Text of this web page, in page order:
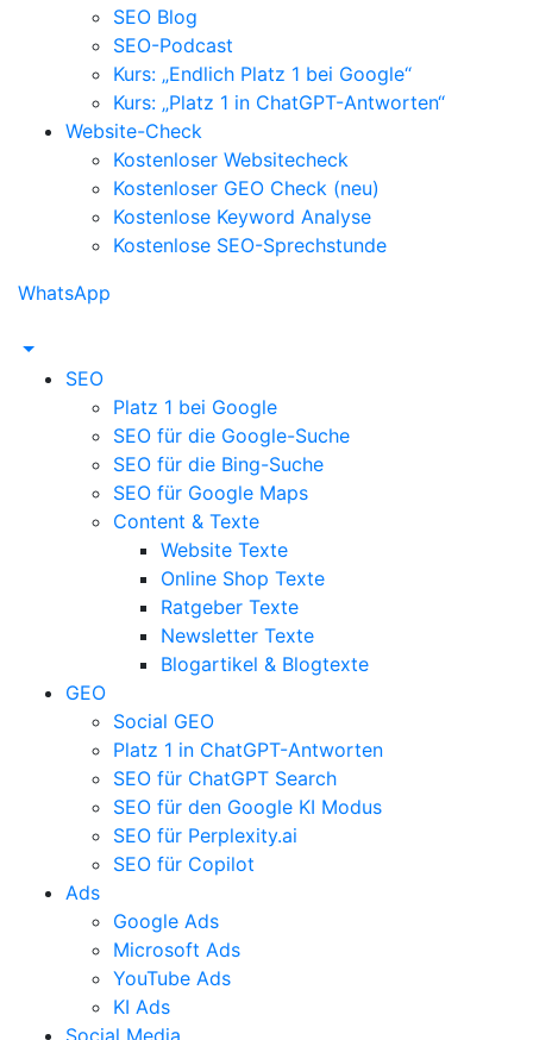
SEO Blog
SEO-Podcast
Kurs: „Endlich Platz 1 bei Google“
Kurs: „Platz 1 in ChatGPT-Antworten“
Website-Check
Kostenloser Websitecheck
Kostenloser GEO Check (neu)
Kostenlose Keyword Analyse
Kostenlose SEO-Sprechstunde
WhatsApp
SEO
Platz 1 bei Google
SEO für die Google-Suche
SEO für die Bing-Suche
SEO für Google Maps
Content & Texte
Website Texte
Online Shop Texte
Ratgeber Texte
Newsletter Texte
Blogartikel & Blogtexte
GEO
Social GEO
Platz 1 in ChatGPT-Antworten
SEO für ChatGPT Search
SEO für den Google KI Modus
SEO für Perplexity.ai
SEO für Copilot
Ads
Google Ads
Microsoft Ads
YouTube Ads
KI Ads
Social Media